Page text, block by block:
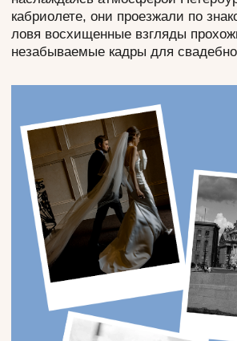
ПРОГРАММА
МЕРОПРИЯТИЯ
Весь вечер был наполнен интересными
активностями. На Welcome-зоне гостей встречали
живые музыканты и бармены с авторскими
коктейлями, а специально приглашенный
интервьюер записывал забавные моменты с
гостями, чтобы в финале вечера показать
юмористическое видео.